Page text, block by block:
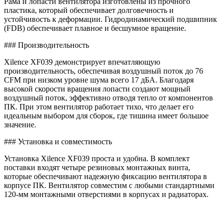
пластика, который обеспечивает долговечность и
устойчивость к деформации. Гидродинамический подшипник
(FDB) обеспечивает плавное и бесшумное вращение.
### Производительность
Xilence XF039 демонстрирует впечатляющую
производительность, обеспечивая воздушный поток до 76
CFM при низком уровне шума всего 17 дБА. Благодаря
высокой скорости вращения лопасти создают мощный
воздушный поток, эффективно отводя тепло от компонентов
ПК. При этом вентилятор работает тихо, что делает его
идеальным выбором для сборок, где тишина имеет большое
значение.
### Установка и совместимость
Установка Xilence XF039 проста и удобна. В комплект
поставки входят четыре резиновых монтажных винта,
которые обеспечивают надежную фиксацию вентилятора в
корпусе ПК. Вентилятор совместим с любыми стандартными
120-мм монтажными отверстиями в корпусах и радиаторах.